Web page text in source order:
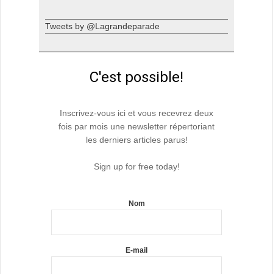
Tweets by @Lagrandeparade
C'est possible!
Inscrivez-vous ici et vous recevrez deux
fois par mois une newsletter répertoriant
les derniers articles parus!
Sign up for free today!
Nom
E-mail